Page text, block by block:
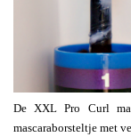
De XXL Pro Curl
mascaraborsteltje met